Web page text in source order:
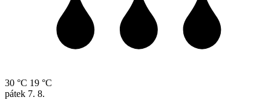
30 °C 19 °C
pátek 7. 8.